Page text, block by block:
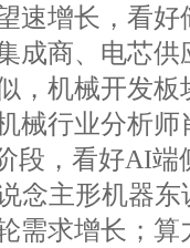
速增长，看
成商、电芯供
机械开发板
械行业分析
段，看好AI
念主形机器
需求增长；